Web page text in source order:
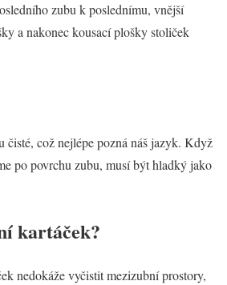
zubu k poslednímu, vnější
a nakonec kousací plošky stoliček
čisté, což nejlépe pozná náš jazyk. Když
po povrchu zubu, musí být hladký jako
kartáček?
nedokáže vyčistit mezizubní prostory,